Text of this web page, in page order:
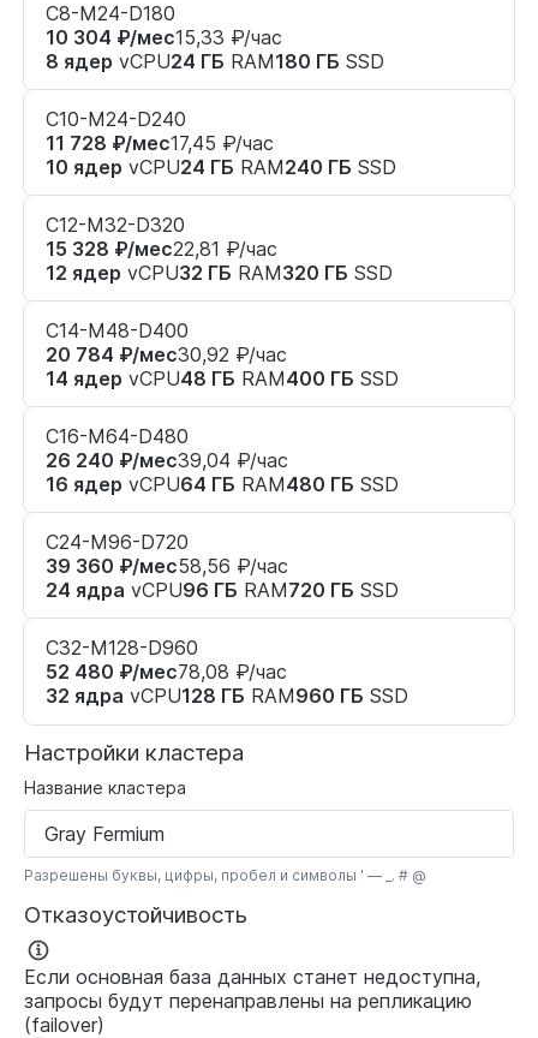
C8-M24-D180
10 304 ₽/мес15,33 ₽/час
8 ядер vCPU24 ГБ RAM180 ГБ SSD
C10-M24-D240
11 728 ₽/мес17,45 ₽/час
10 ядер vCPU24 ГБ RAM240 ГБ SSD
C12-M32-D320
15 328 ₽/мес22,81 ₽/час
12 ядер vCPU32 ГБ RAM320 ГБ SSD
C14-M48-D400
20 784 ₽/мес30,92 ₽/час
14 ядер vCPU48 ГБ RAM400 ГБ SSD
C16-M64-D480
26 240 ₽/мес39,04 ₽/час
16 ядер vCPU64 ГБ RAM480 ГБ SSD
C24-M96-D720
39 360 ₽/мес58,56 ₽/час
24 ядра vCPU96 ГБ RAM720 ГБ SSD
C32-M128-D960
52 480 ₽/мес78,08 ₽/час
32 ядра vCPU128 ГБ RAM960 ГБ SSD
Настройки кластера
Название кластера
Разрешены буквы, цифры, пробел и символы ' — _. # @
Отказоустойчивость
Если основная база данных станет недоступна,
запросы будут перенаправлены на репликацию
(failover)